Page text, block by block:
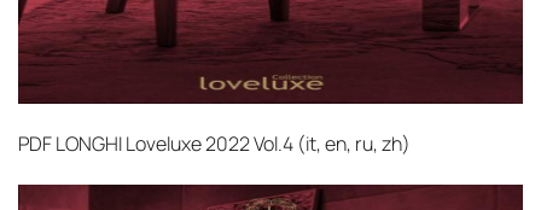
PDFLONGHI Loveluxe 2022 Vol.4 (it, en, ru, zh)‎